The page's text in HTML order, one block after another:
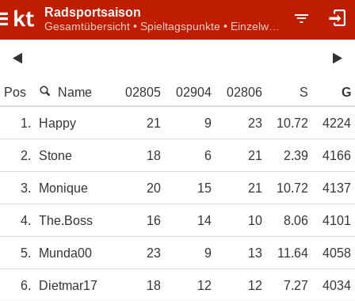
Radsportsaison
Pos Name 02805 02904 02806 S G
1. Happy 21 9 23 10.72 4224
2. Stone 18 6 21 2.39 4166
3. Monique 20 15 21 10.72 4137
4. The.Boss 16 14 10 8.06 4101
5. Munda00 23 9 13 11.64 4058
6. Dietmar17 18 12 12 7.27 4034